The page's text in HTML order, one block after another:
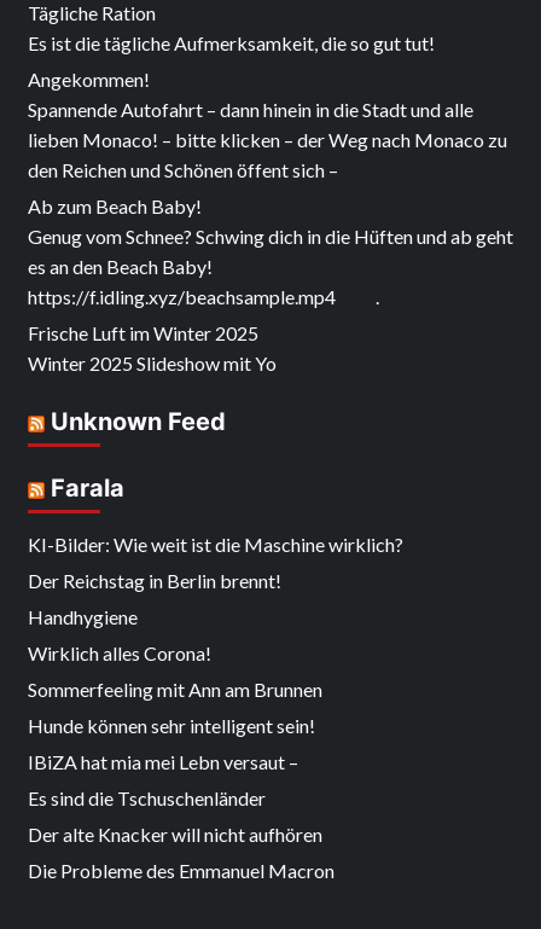
Tägliche Ration
Es ist die tägliche Aufmerksamkeit, die so gut tut!
Angekommen!
Spannende Autofahrt – dann hinein in die Stadt und alle
lieben Monaco! – bitte klicken – der Weg nach Monaco zu
den Reichen und Schönen öffent sich –
Ab zum Beach Baby!
Genug vom Schnee? Schwing dich in die Hüften und ab geht
es an den Beach Baby!
https://f.idling.xyz/beachsample.mp4 .
Frische Luft im Winter 2025
Winter 2025 Slideshow mit Yo
Unknown Feed
Farala
KI-Bilder: Wie weit ist die Maschine wirklich?
Der Reichstag in Berlin brennt!
Handhygiene
Wirklich alles Corona!
Sommerfeeling mit Ann am Brunnen
Hunde können sehr intelligent sein!
IBiZA hat mia mei Lebn versaut –
Es sind die Tschuschenländer
Der alte Knacker will nicht aufhören
Die Probleme des Emmanuel Macron